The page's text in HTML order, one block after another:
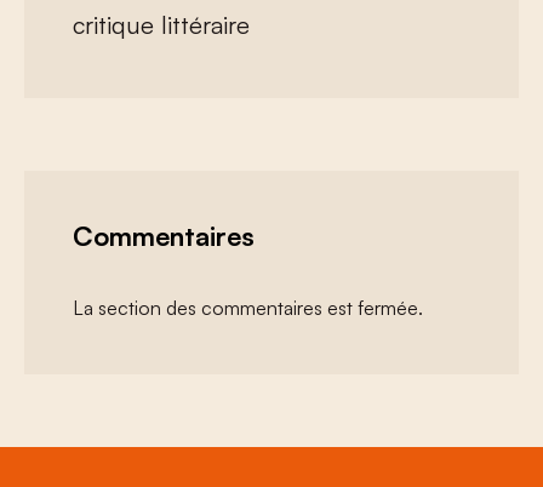
critique littéraire
Commentaires
La section des commentaires est fermée.